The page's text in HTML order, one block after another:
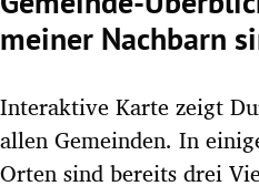
Untermenü
meiner Nachbarn
Interaktive Karte zeigt
allen Gemeinden. In
Orten sind bereits drei